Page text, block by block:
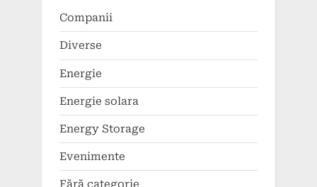
Companii
Diverse
Energie
Energie solara
Energy Storage
Evenimente
Fără categorie